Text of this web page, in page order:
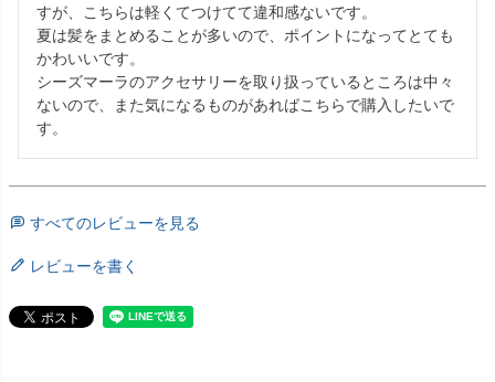
すが、こちらは軽くてつけてて違和感ないです。
夏は髪をまとめることが多いので、ポイントになってとても
かわいいです。
シーズマーラのアクセサリーを取り扱っているところは中々
ないので、また気になるものがあればこちらで購入したいで
す。
すべてのレビューを見る
レビューを書く